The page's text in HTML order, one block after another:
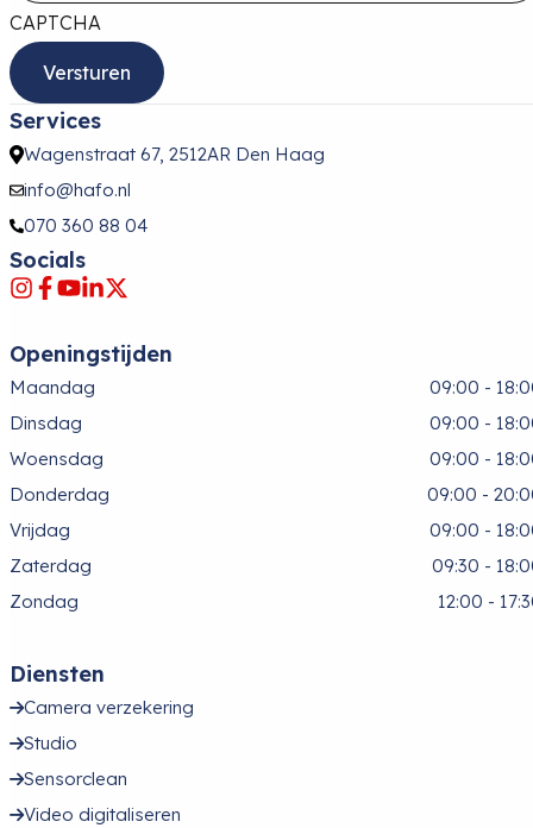
CAPTCHA
Services
Wagenstraat 67, 2512AR Den Haag
info@hafo.nl
070 360 88 04
Socials
Openingstijden
Maandag
09:00 -
Dinsdag
09:00 -
Woensdag
09:00 -
Donderdag
09:00 -
Vrijdag
09:00 -
Zaterdag
09:30 -
Zondag
12:00 -
Diensten
Camera verzekering
Studio
Sensorclean
Video digitaliseren